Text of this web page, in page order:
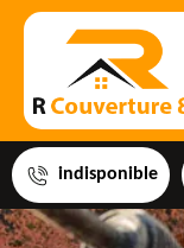
indisponible